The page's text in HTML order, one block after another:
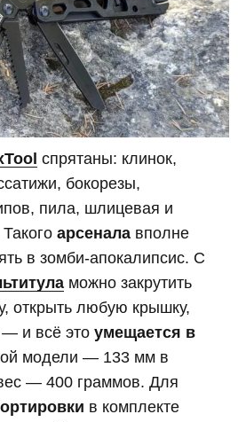
спрятаны: клинок,
бокорезы,
пила, шлицевая и
арсенала вполне
в зомби-апокалипсис. С
можно закрутить
открыть любую крышку,
— и всё это умещается в
модели — 133 мм в
— 400 граммов. Для
в комплекте